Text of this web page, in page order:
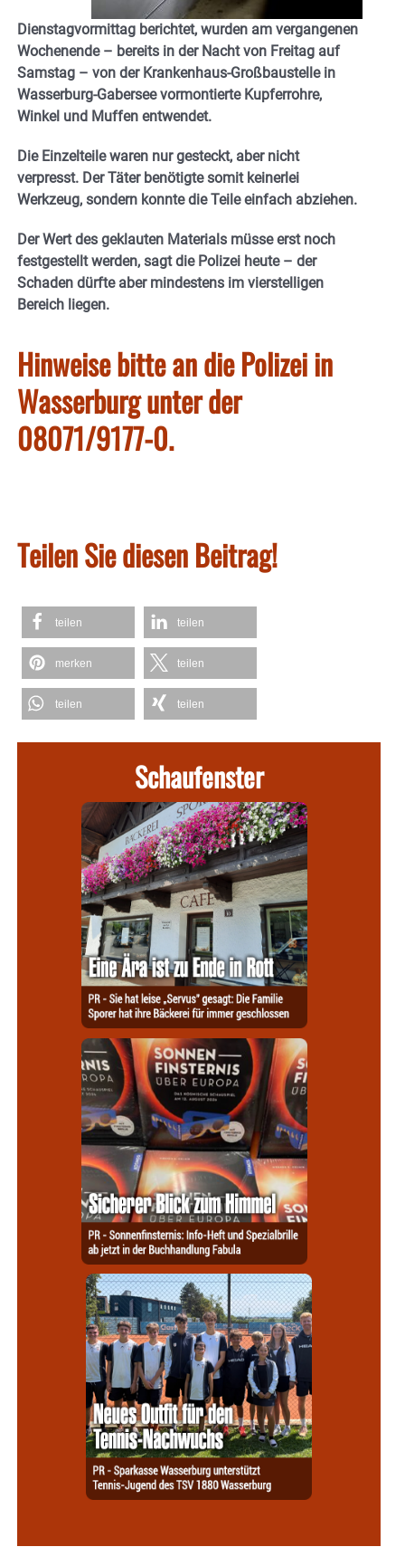
Dienstagvormittag berichtet, wurden am vergangenen
Wochenende – bereits in der Nacht von Freitag auf
Samstag – von der Krankenhaus-Großbaustelle in
Wasserburg-Gabersee vormontierte Kupferrohre,
Winkel und Muffen entwendet.
Die Einzelteile waren nur gesteckt, aber nicht
verpresst. Der Täter benötigte somit keinerlei
Werkzeug, sondern konnte die Teile einfach abziehen.
Der Wert des geklauten Materials müsse erst noch
festgestellt werden, sagt die Polizei heute – der
Schaden dürfte aber mindestens im vierstelligen
Bereich liegen.
Hinweise bitte an die Polizei in
Wasserburg unter der
08071/9177-0.
Teilen Sie diesen Beitrag!
teilen teilen
merken teilen
teilen teilen
Schaufenster